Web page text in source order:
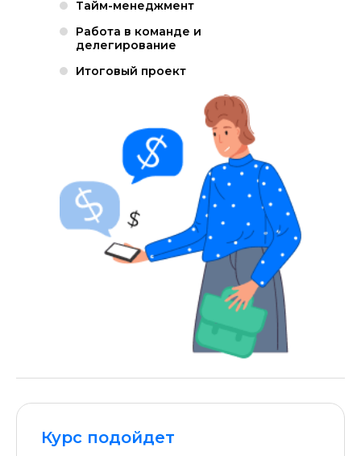
Тайм-менеджмент
Работа в команде и
делегирование
Итоговый проект
Курс подойдет